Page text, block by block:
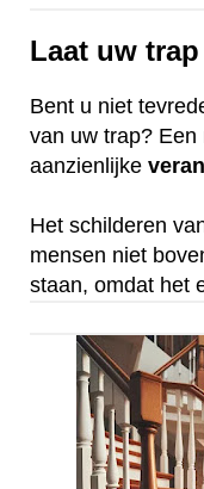
Laat uw
Bent u niet
van uw trap? Een
aanzienlijke
Het schilderen
mensen niet
staan, omdat het